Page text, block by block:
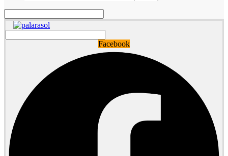
Facebook